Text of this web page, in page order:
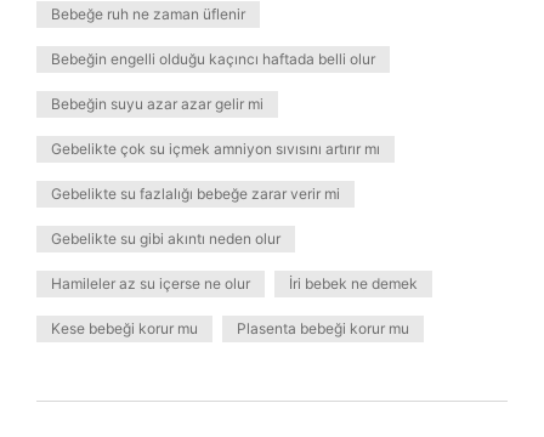
Bebeğe ruh ne zaman üflenir
Bebeğin engelli olduğu kaçıncı haftada belli olur
Bebeğin suyu azar azar gelir mi
Gebelikte çok su içmek amniyon sıvısını artırır mı
Gebelikte su fazlalığı bebeğe zarar verir mi
Gebelikte su gibi akıntı neden olur
Hamileler az su içerse ne olur İri bebek ne demek
Kese bebeği korur mu Plasenta bebeği korur mu